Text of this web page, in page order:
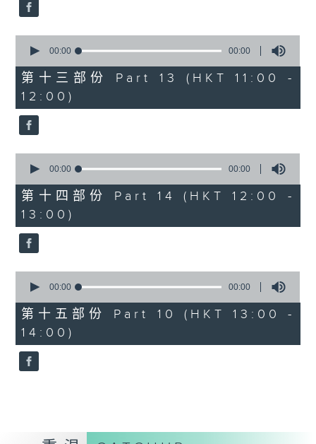
seconds
0
seconds
00:00 00:00
第十三部份 Part 13 (HKT 11:00 -
12:00)
seconds
0
seconds
00:00 00:00
第十四部份 Part 14 (HKT 12:00 -
13:00)
seconds
0
seconds
00:00 00:00
第十五部份 Part 10 (HKT 13:00 -
14:00)